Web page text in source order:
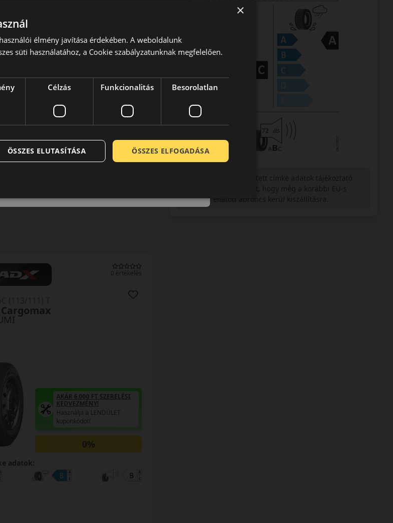
címkével ellátott abroncs kerül kiszállításra.
0 értékelés
AKÁR 6.000 FT SZERELÉSI
KEDVEZMÉNY!
Használja a LENDÜLET
kuponkódot!
0%
adatok:
×
élmény javítása érdekében. A weboldalunk
süti használatához, a Cookie szabályzatunknak megfelelően.
Célzás Funkcionalitás Besorolatlan
ÖSSZES ELFOGADÁSA
ÖSSZES ELUTASÍTÁSA